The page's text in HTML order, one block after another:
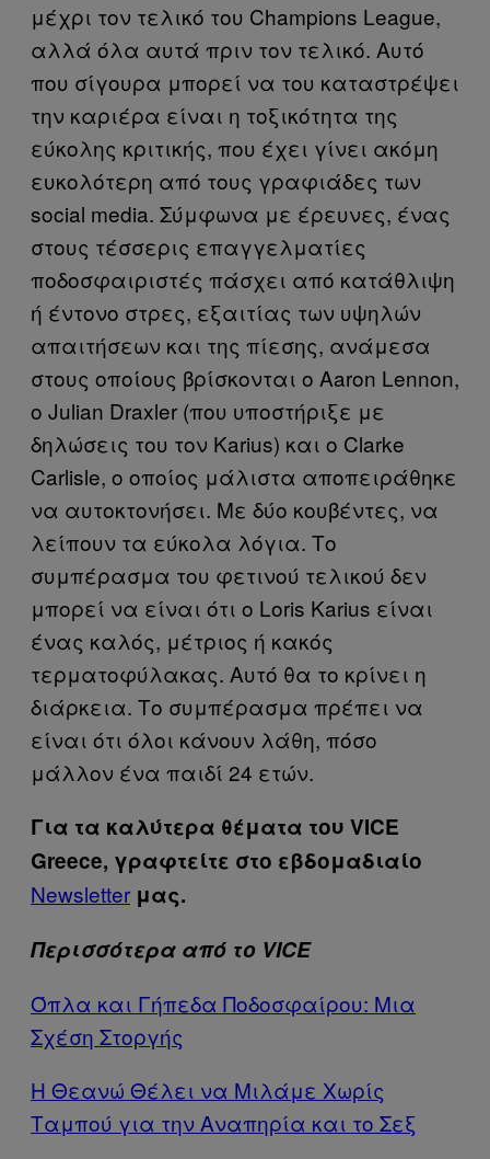
μέχρι τον τελικό του Champions League,
αλλά όλα αυτά πριν τον τελικό. Αυτό
που σίγουρα μπορεί να του καταστρέψει
την καριέρα είναι η τοξικότητα της
εύκολης κριτικής, που έχει γίνει ακόμη
ευκολότερη από τους γραφιάδες των
social media. Σύμφωνα με έρευνες, ένας
στους τέσσερις επαγγελματίες
ποδοσφαιριστές πάσχει από κατάθλιψη
ή έντονο στρες, εξαιτίας των υψηλών
απαιτήσεων και της πίεσης, ανάμεσα
στους οποίους βρίσκονται ο Aaron Lennon,
ο Julian Draxler (που υποστήριξε με
δηλώσεις του τον Karius) και ο Clarke
Carlisle, ο οποίος μάλιστα αποπειράθηκε
να αυτοκτονήσει. Με δύο κουβέντες, να
λείπουν τα εύκολα λόγια. Το
συμπέρασμα του φετινού τελικού δεν
μπορεί να είναι ότι ο Loris Karius είναι
ένας καλός, μέτριος ή κακός
τερματοφύλακας. Αυτό θα το κρίνει η
διάρκεια. Το συμπέρασμα πρέπει να
είναι ότι όλοι κάνουν λάθη, πόσο
μάλλον ένα παιδί 24 ετών.
Για τα καλύτερα θέματα του VICE
Greece, γραφτείτε στο εβδομαδιαίο
Newsletter μας.
Περισσότερα από το VICE
Όπλα και Γήπεδα Ποδοσφαίρου: Μια
Σχέση Στοργής
Η Θεανώ Θέλει να Μιλάμε Χωρίς
Ταμπού για την Αναπηρία και το Σεξ